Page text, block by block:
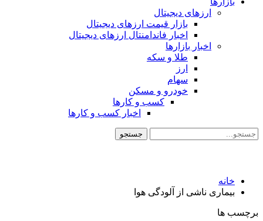
ارزهای دیجیتال
بازار قیمت ارزهای دیجیتال
اخبار فاندامنتال ارزهای دیجیتال
اخبار بازارها
طلا و سکه
ارز
سهام
خودرو و مسکن
کسب و کارها
اخبار کسب و کارها
خانه
بیماری ناشی از آلودگی هوا
برچسب ها